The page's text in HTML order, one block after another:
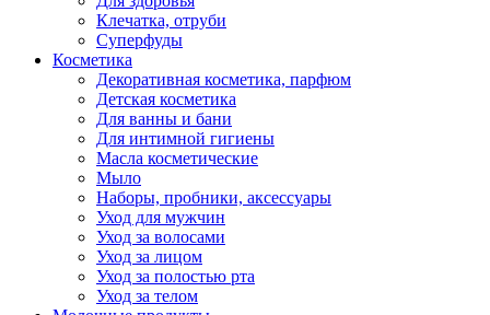
Клечатка, отруби
Суперфуды
Косметика
Декоративная косметика, парфюм
Детская косметика
Для ванны и бани
Для интимной гигиены
Масла косметические
Мыло
Наборы, пробники, аксессуары
Уход для мужчин
Уход за волосами
Уход за лицом
Уход за полостью рта
Уход за телом